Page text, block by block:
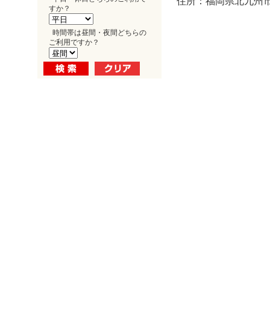
すか？
時間帯は昼間・夜間どちらの
ご利用ですか？